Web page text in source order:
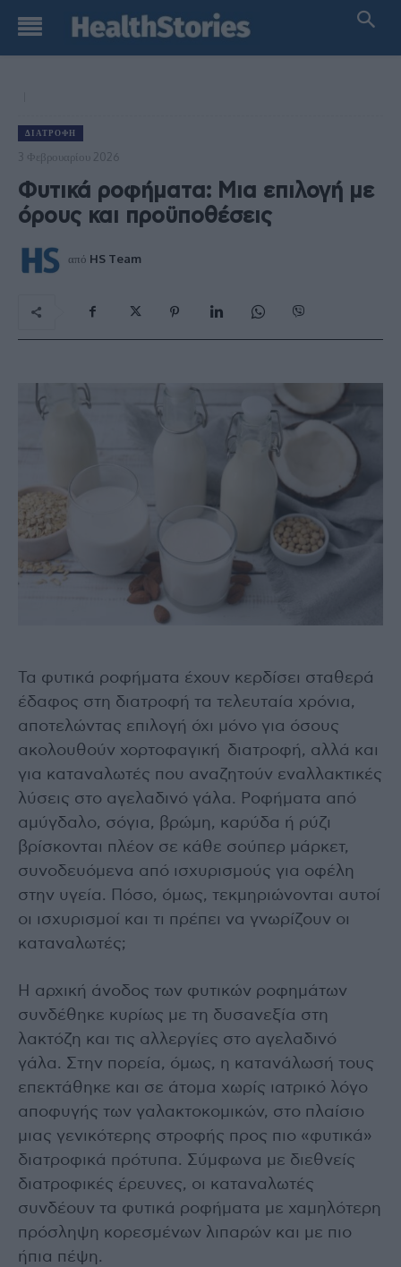
ΔΙΑΤΡΟΦΉ
3 Φεβρουαρίου 2026
Φυτικά ροφήματα: Μια επιλογή με
όρους και προϋποθέσεις
από HS Team
Τα φυτικά ροφήματα έχουν κερδίσει σταθερά
έδαφος στη διατροφή τα τελευταία χρόνια,
αποτελώντας επιλογή όχι μόνο για όσους
ακολουθούν χορτοφαγική διατροφή, αλλά και
για καταναλωτές που αναζητούν εναλλακτικές
λύσεις στο αγελαδινό γάλα. Ροφήματα από
αμύγδαλο, σόγια, βρώμη, καρύδα ή ρύζι
βρίσκονται πλέον σε κάθε σούπερ μάρκετ,
συνοδευόμενα από ισχυρισμούς για οφέλη
στην υγεία. Πόσο, όμως, τεκμηριώνονται αυτοί
οι ισχυρισμοί και τι πρέπει να γνωρίζουν οι
καταναλωτές;
Η αρχική άνοδος των φυτικών ροφημάτων
συνδέθηκε κυρίως με τη δυσανεξία στη
λακτόζη και τις αλλεργίες στο αγελαδινό
γάλα. Στην πορεία, όμως, η κατανάλωσή τους
επεκτάθηκε και σε άτομα χωρίς ιατρικό λόγο
αποφυγής των γαλακτοκομικών, στο πλαίσιο
μιας γενικότερης στροφής προς πιο «φυτικά»
διατροφικά πρότυπα. Σύμφωνα με διεθνείς
διατροφικές έρευνες, οι καταναλωτές
συνδέουν τα φυτικά ροφήματα με χαμηλότερη
πρόσληψη κορεσμένων λιπαρών και με πιο
ήπια πέψη.